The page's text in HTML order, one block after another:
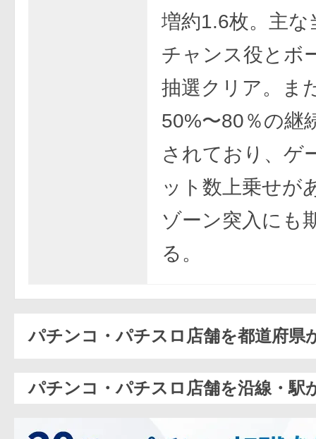
増約1.6枚。主な
チャンス役とボ
抽選クリア。ま
50%〜80％の継
されており、ゲ
ット数上乗せが
ゾーン突入にも
る。
パチンコ・パチスロ店舗を都道府県
パチンコ・パチスロ店舗を沿線・駅